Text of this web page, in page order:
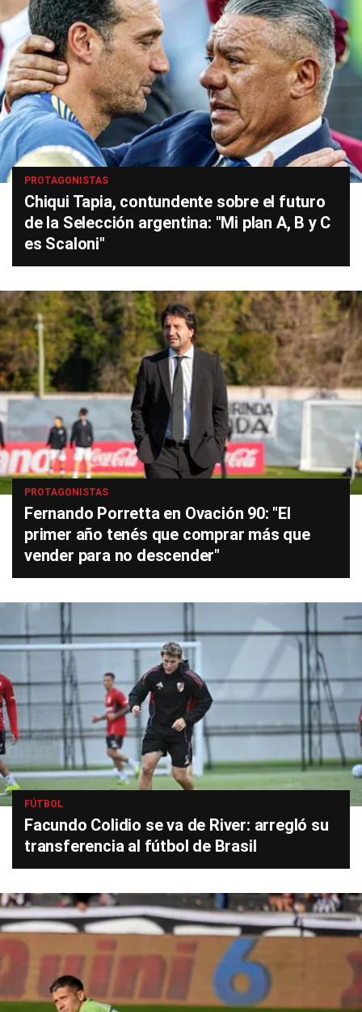
PROTAGONISTAS
Chiqui Tapia, contundente sobre el futuro
de la Selección argentina: "Mi plan A, B y C
es Scaloni"
PROTAGONISTAS
Fernando Porretta en Ovación 90: "El
primer año tenés que comprar más que
vender para no descender"
FÚTBOL
Facundo Colidio se va de River: arregló su
transferencia al fútbol de Brasil